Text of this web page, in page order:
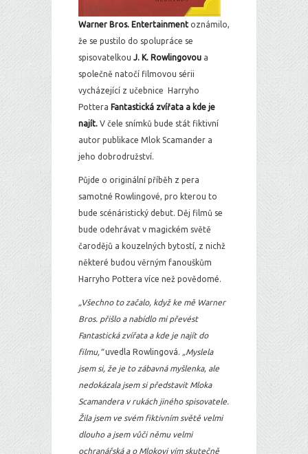
Warner Bros. Entertainment oznámilo,
že se pustilo do spolupráce se
spisovatelkou J. K. Rowlingovou a
společně natočí filmovou sérii
vycházející z učebnice Harryho
Pottera Fantastická zvířata a kde je
najít. V čele snímků bude stát fiktivní
autor publikace Mlok Scamander a
jeho dobrodružství.
Půjde o originální příběh z pera
samotné Rowlingové, pro kterou to
bude scénáristický debut. Děj filmů se
bude odehrávat v magickém světě
čarodějů a kouzelných bytostí, z nichž
některé budou věrným fanouškům
Harryho Pottera více než povědomé.
„Všechno to začalo, když ke mě Warner
Bros. přišlo a nabídlo mi převést
Fantastická zvířata a kde je najít do
filmu,“uvedla Rowlingová. „Myslela
jsem si, že je to zábavná myšlenka, ale
nedokázala jsem si představit Mloka
Scamandera v rukách jiného spisovatele.
Žila jsem ve svém fiktivním světě velmi
dlouho a jsem vůči němu velmi
ochranářská a o Mlokovi vím skutečně